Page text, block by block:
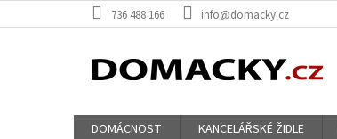
na
736 488 166 info@domacky.cz
DOMÁCNOST KANCELÁŘSKÉ ŽIDLE